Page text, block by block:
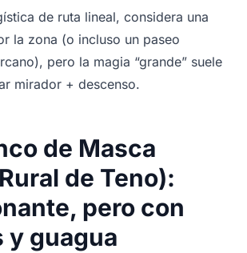
de ruta lineal, considera una
la zona (o incluso un paseo
pero la magia “grande” suele
mirador + descenso.
de Masca
de Teno):
pero con
y guagua